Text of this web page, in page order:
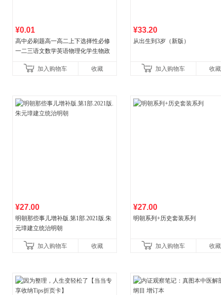
¥0.01
高中必刷题高一高二上下选择性必修
一二三语文数学英语物理化学生物政
教辅资料加入购物车 收藏
¥33.20
从出生到3岁（新版）
加入购物车 收藏
¥27.00
明朝那些事儿增补版.第1部.2021版.朱
元璋建立统治明朝
加入购物车 收藏
¥27.00
明朝系列+历史套装系列
加入购物车 收藏